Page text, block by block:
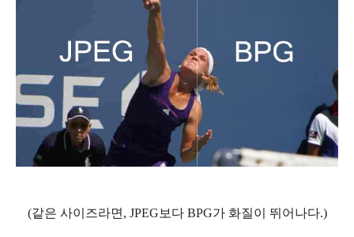
(같은 사이즈라면, JPEG보다 BPG가 화질이 뛰어나다.)